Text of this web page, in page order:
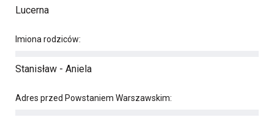
Lucerna
Imiona rodziców:
Stanisław - Aniela
Adres przed Powstaniem Warszawskim: